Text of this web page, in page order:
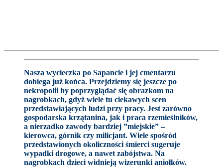
Nasza wycieczka po Sapancie i jej cmentarzu
dobiega już końca. Przejdziemy się jeszcze po
nekropolii by poprzyglądać się obrazkom na
nagrobkach, gdyż wiele tu ciekawych scen
przedstawiających ludzi przy pracy. Jest zarówno
gospodarska krzątanina, jak i praca rzemieślników,
a nierzadko zawody bardziej ”miejskie” –
kierowca, górnik czy milicjant. Wiele spośród
przedstawionych okoliczności śmierci sugeruje
wypadki drogowe, a nawet zabójstwa. Na
nagrobkach dzieci widnieją wizerunki aniołków.